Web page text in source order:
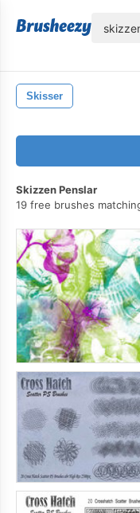
Skisser
Skizzen Penslar
19 free brushes